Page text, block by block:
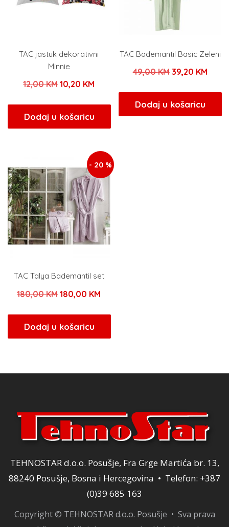
TAC jastuk dekorativni
Minnie
12,00KMIzvorna
bila
je:
10,20 KM
10,20 KM.
Dodaj u košaricu
TAC Bademantil Basic Zeleni
49,00KM Izvorna
bila
je:
39,20 KM
Dodaj u košaricu
- 20 %
TAC Talya Bademantil set
180,00KMIzvorna
bila
je:
180,00 KM
180,00 KM.
Dodaj u košaricu
TEHNOSTAR d.o.o. Posušje, Fra Grge Martića br. 13,
88240 Posušje, Bosna i Hercegovina • Telefon: +387
(0)39 685 163
Copyright © TEHNOSTAR d.o.o. Posušje • Sva prava